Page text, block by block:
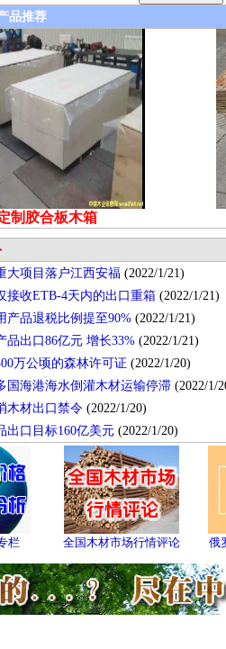
品推荐
制胶合板木箱
大项目落户江西安福 (2022/1/21)
接收ETB-4天内的出口重箱(2022/1/21)
产品退税比例提至90%(2022/1/21)
品出口86亿元 增长33%(2022/1/21)
万公顷的森林许可证 (2022/1/20)
国海港海水倒灌木材运输停滞(2022/1/
木材出口禁令(2022/1/20)
出口目标160亿美元(2022/1/20)
栏 全国木材市场行情评论 俄